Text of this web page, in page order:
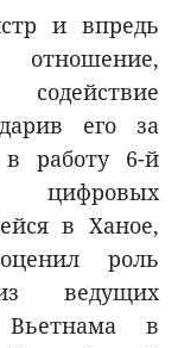
и впредь
его за
работу 6-й
цифровых
в Ханое,
роль
ведущих
Вьетнама в